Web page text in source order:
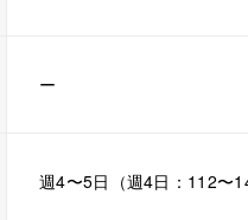
ー
週4〜5日（週4日：112〜